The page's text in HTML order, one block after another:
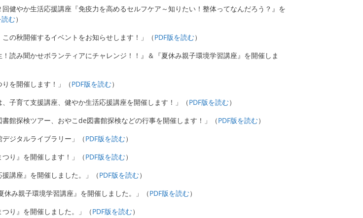
健やか生活応援講座『免疫力を高めるセルフケア～知りたい！整体ってなんだろう？』を
読む）
の秋開催するイベントをお知らせします！」（PDF版を読む）
読み聞かせボランティアにチャレンジ！！』＆『夏休み親子環境学習講座』を開催しま
を開催します！」（PDF版を読む）
子育て支援講座、健やか生活応援講座を開催します！」（PDF版を読む）
館探検ツアー、おやこde図書館探検などの行事を開催します！」（PDF版を読む）
ジタルライブラリー」（PDF版を読む）
り』を開催します！」（PDF版を読む）
講座』を開催しました。」（PDF版を読む）
休み親子環境学習講座』を開催しました。」（PDF版を読む）
り』を開催しました。」（PDF版を読む）